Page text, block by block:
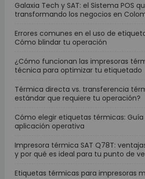
Galaxia Tech y SAT: el Sistema POS
transformando los negocios en
Errores comunes en el uso de
Cómo blindar tu operación
¿Cómo funcionan las impresoras
técnica para optimizar tu etiquetado
Térmica directa vs. transferencia
estándar que requiere tu operación?
Cómo elegir etiquetas térmicas:
aplicación operativa
Impresora térmica SAT Q78T:
y por qué es ideal para tu punto de
Etiquetas térmicas para impresoras